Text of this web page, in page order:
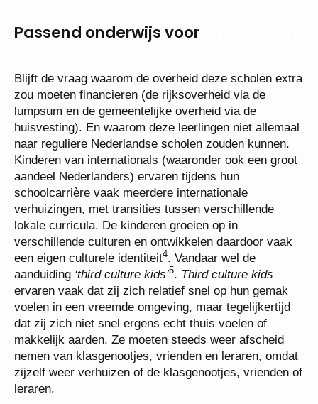
Passend onderwijs voor
Blijft de vraag waarom de overheid deze scholen extra
zou moeten financieren (de rijksoverheid via de
lumpsum en de gemeentelijke overheid via de
huisvesting). En waarom deze leerlingen niet allemaal
naar reguliere Nederlandse scholen zouden kunnen.
Kinderen van internationals (waaronder ook een groot
aandeel Nederlanders) ervaren tijdens hun
schoolcarrière vaak meerdere internationale
verhuizingen, met transities tussen verschillende
lokale curricula. De kinderen groeien op in
verschillende culturen en ontwikkelen daardoor vaak
een eigen culturele identiteit4. Vandaar wel de
aanduiding ‘third culture kids’5. Third culture kids
ervaren vaak dat zij zich relatief snel op hun gemak
voelen in een vreemde omgeving, maar tegelijkertijd
dat zij zich niet snel ergens echt thuis voelen of
makkelijk aarden. Ze moeten steeds weer afscheid
nemen van klasgenootjes, vrienden en leraren, omdat
zijzelf weer verhuizen of de klasgenootjes, vrienden of
leraren.